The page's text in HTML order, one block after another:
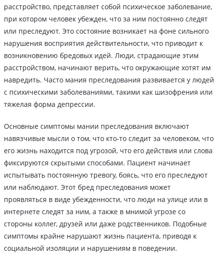
расстройство, представляет собой психическое заболевание,
при котором человек убежден, что за ним постоянно следят
или преследуют. Это состояние возникает на фоне сильного
нарушения восприятия действительности, что приводит к
возникновению бредовых идей. Люди, страдающие этим
расстройством, начинают верить, что окружающие хотят им
навредить. Часто мания преследования развивается у людей
с психическими заболеваниями, такими как шизофрения или
тяжелая форма депрессии.
Основные симптомы мании преследования включают
навязчивые мысли о том, что кто-то следит за человеком, что
его жизнь находится под угрозой, что его действия или слова
фиксируются скрытыми способами. Пациент начинает
испытывать постоянную тревогу, боясь, что его преследуют
или наблюдают. Этот бред преследования может
проявляться в виде убежденности, что люди на улице или в
интернете следят за ним, а также в мнимой угрозе со
стороны коллег, друзей или даже родственников. Подобные
симптомы крайне нарушают жизнь пациента, приводя к
социальной изоляции и нарушениям в поведении.